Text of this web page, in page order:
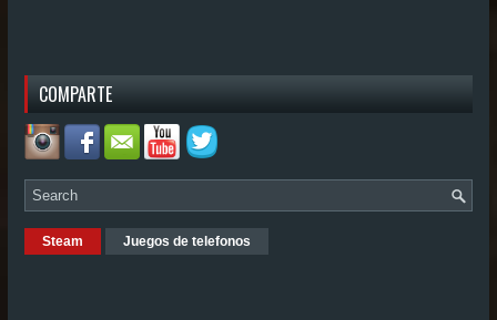
COMPARTE
Steam Juegos de telefonos